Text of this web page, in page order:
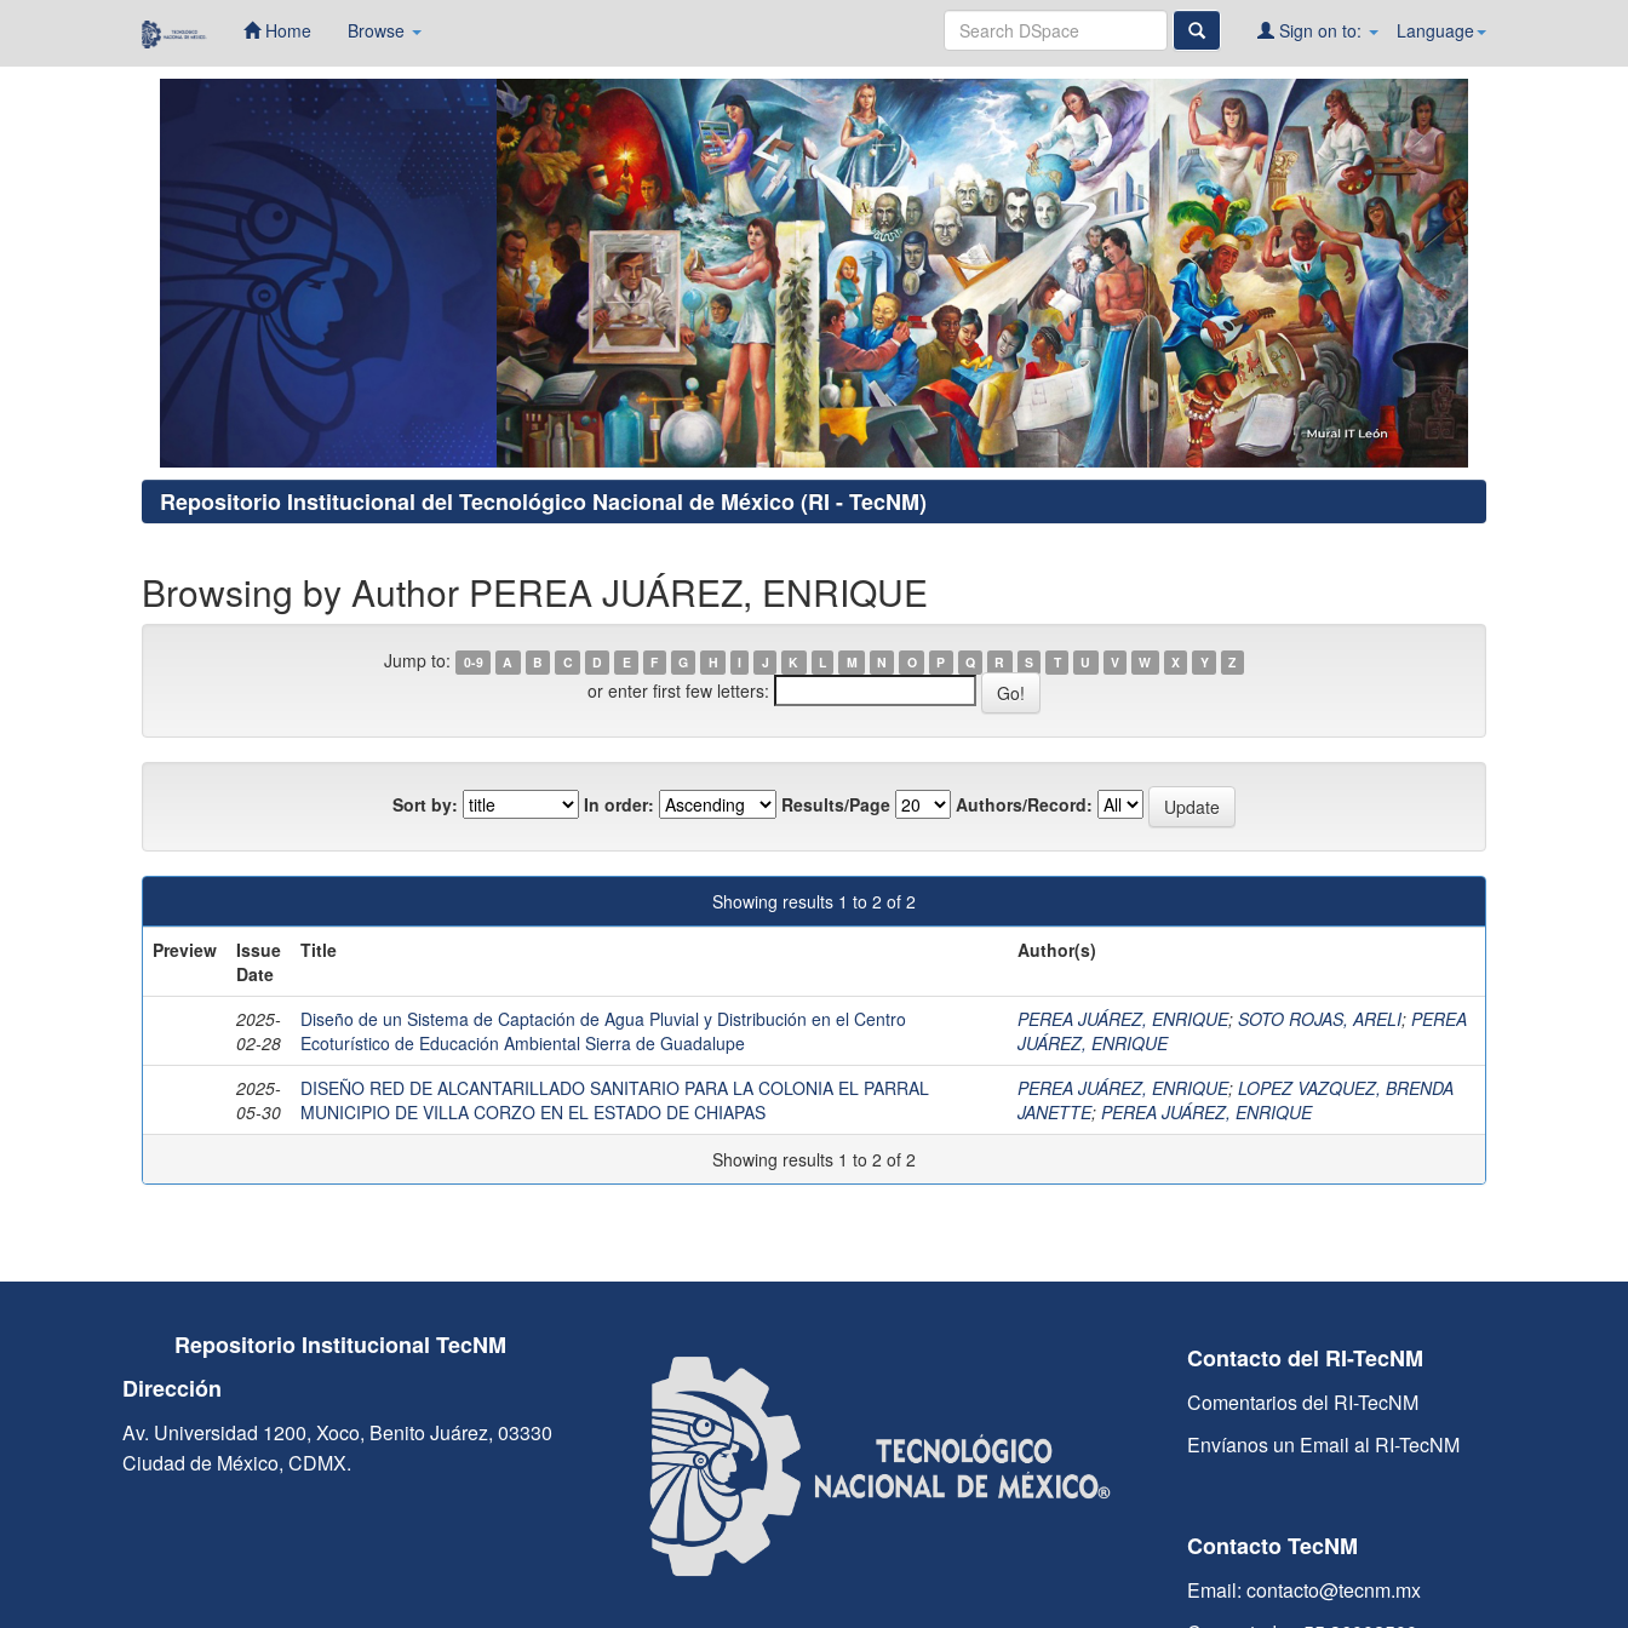
Home Browse Language
Sign on to:
Repositorio Institucional del Tecnológico Nacional de México (RI - TecNM)
Browsing by Author PEREA JUÁREZ, ENRIQUE
Jump to: 0-9 A B C D E F G H I J K L M N O P Q R S T U V W X Y Z
or enter first few letters:
Sort by: In order: Results/Page Authors/Record:
Showing results 1 to 2 of 2
Preview
Issue
Date
Title Author(s)
2025-
02-28
Diseño de un Sistema de Captación de Agua Pluvial y Distribución en el Centro
Ecoturístico de Educación Ambiental Sierra de Guadalupe
PEREA JUÁREZ, ENRIQUE; SOTO ROJAS, ARELI; PEREA
JUÁREZ, ENRIQUE
2025-
05-30
DISEÑO RED DE ALCANTARILLADO SANITARIO PARA LA COLONIA EL PARRAL
MUNICIPIO DE VILLA CORZO EN EL ESTADO DE CHIAPAS
PEREA JUÁREZ, ENRIQUE; LOPEZ VAZQUEZ, BRENDA
JANETTE; PEREA JUÁREZ, ENRIQUE
Showing results 1 to 2 of 2
Repositorio Institucional TecNM
Dirección
Av. Universidad 1200, Xoco, Benito Juárez, 03330
Ciudad de México, CDMX.
Contacto del RI-TecNM
Comentarios del RI-TecNM
Envíanos un Email al RI-TecNM
Contacto TecNM
Email: contacto@tecnm.mx